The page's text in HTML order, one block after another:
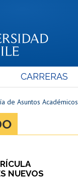
CARRERAS
de Asuntos Académicos
NUEVOS